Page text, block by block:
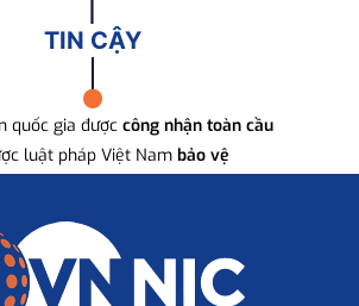
TIN CẬY
quốc gia được công nhận toàn cầu
luật pháp Việt Nam bảo vệ